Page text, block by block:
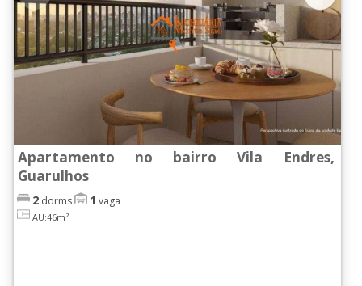
Apartamento no bairro Vila Endres,
Guarulhos
2 dorms 1 vaga
AU:46m²